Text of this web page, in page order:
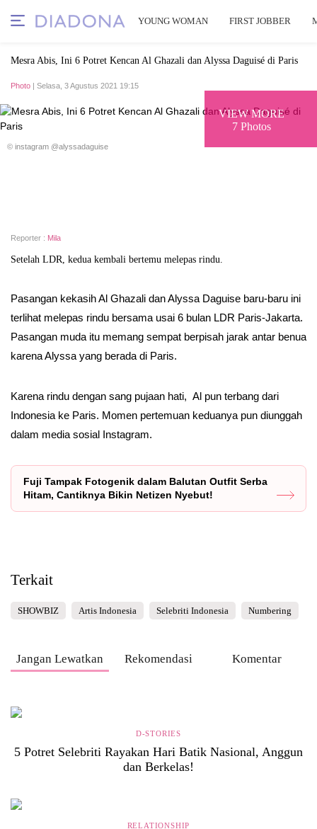
YOUNG WOMAN FIRST JOBBER
Mesra Abis, Ini 6 Potret Kencan Al Ghazali dan Alyssa Daguisé di Paris
Photo | Selasa, 3 Agustus 2021 19:15
VIEW MORE
7 Photos
© instagram @alyssadaguise
Reporter : Mila
Setelah LDR, kedua kembali bertemu melepas rindu.
Pasangan kekasih Al Ghazali dan Alyssa Daguise baru-baru ini
terlihat melepas rindu bersama usai 6 bulan LDR Paris-Jakarta.
Pasangan muda itu memang sempat berpisah jarak antar benua
karena Alyssa yang berada di Paris.
Karena rindu dengan sang pujaan hati, Al pun terbang dari
Indonesia ke Paris. Momen pertemuan keduanya pun diunggah
dalam media sosial Instagram.
Fuji Tampak Fotogenik dalam Balutan Outfit Serba
Hitam, Cantiknya Bikin Netizen Nyebut!
Terkait
SHOWBIZ Artis Indonesia Selebriti Indonesia Numbering
Jangan Lewatkan Rekomendasi Komentar
D-STORIES
5 Potret Selebriti Rayakan Hari Batik Nasional, Anggun
dan Berkelas!
RELATIONSHIP